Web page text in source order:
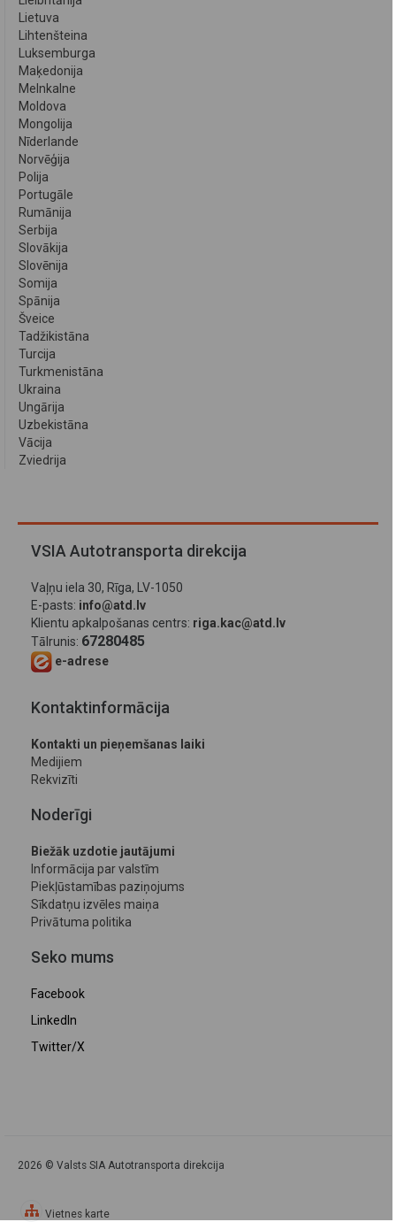
Lietuva
Lihtenšteina
Luksemburga
Maķedonija
Melnkalne
Moldova
Mongolija
Nīderlande
Norvēģija
Polija
Portugāle
Rumānija
Serbija
Slovākija
Slovēnija
Somija
Spānija
Šveice
Tadžikistāna
Turcija
Turkmenistāna
Ukraina
Ungārija
Uzbekistāna
Vācija
Zviedrija
VSIA Autotransporta direkcija
Vaļņu iela 30, Rīga, LV-1050
E-pasts: info@atd.lv
Klientu apkalpošanas centrs: riga.kac@atd.lv
Tālrunis: 67280485
e-adrese
Kontaktinformācija
Kontakti un pieņemšanas laiki
Medijiem
Rekvizīti
Noderīgi
Biežāk uzdotie jautājumi
Informācija par valstīm
Piekļūstamības paziņojums
Sīkdatņu izvēles maiņa
Privātuma politika
Seko mums
Facebook
LinkedIn
Twitter/X
2026 © Valsts SIA Autotransporta direkcija
Vietnes karte